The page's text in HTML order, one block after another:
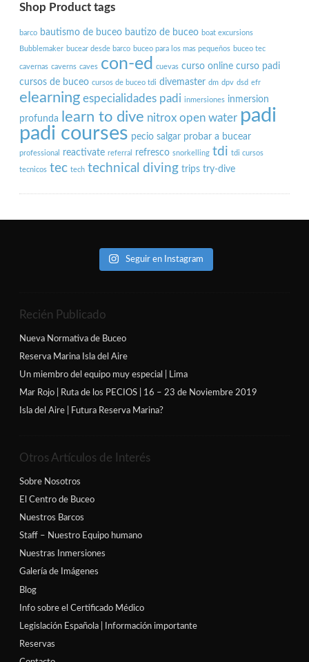
Shop Product tags
barco bautismo de buceo bautizo de buceo boat excursions
Bubblemaker bucear desde barco buceo para los mas pequeños buceo tec
cavernas caverns caves con-ed cuevas curso online curso padi
cursos de buceo cursos de buceo tdi divemaster dm dpv dsd efr
elearning especialidades padi inmersiones inmersion
profunda
learn to dive nitrox open water padi
padi courses pecio salgar probar a bucear
professional reactivate referral refresco snorkelling tdi tdi cursos
tecnicos tec tech technical diving trips try-dive
Seguir en Instagram
Recién Publicado
Nueva Normativa de Buceo
Reserva Marina Isla del Aire
Un miembro del equipo muy especial | Lima
Mar Rojo | Ruta de los PECIOS | 16 – 23 de Noviembre 2019
Isla del Aire | Futura Reserva Marina?
Otros Artículos de Interés
Sobre Nosotros
El Centro de Buceo
Nuestros Barcos
Staff – Nuestro Equipo humano
Nuestras Inmersiones
Galería de Imágenes
Blog
Info sobre el Certificado Médico
Legislación Española | Información importante
Reservas